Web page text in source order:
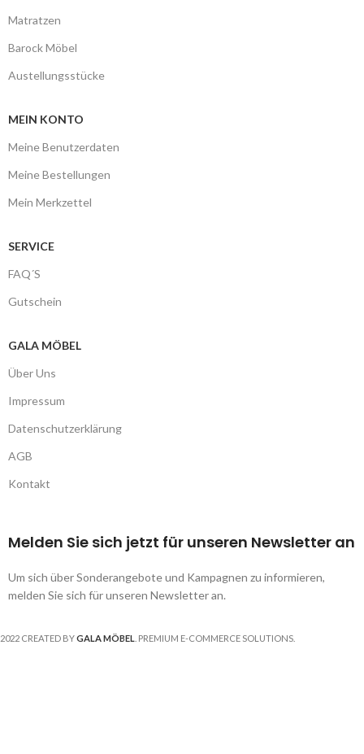
Matratzen
Barock Möbel
Austellungsstücke
MEIN KONTO
Meine Benutzerdaten
Meine Bestellungen
Mein Merkzettel
SERVICE
FAQ´S
Gutschein
GALA MÖBEL
Über Uns
Impressum
Datenschutzerklärung
AGB
Kontakt
Melden Sie sich jetzt für unseren Newsletter an
Um sich über Sonderangebote und Kampagnen zu informieren,
melden Sie sich für unseren Newsletter an.
2022 CREATED BYGALA MÖBEL . PREMIUM E-COMMERCE SOLUTIONS.